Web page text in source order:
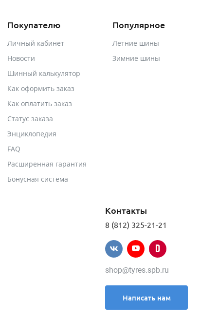
Покупателю
Личный кабинет
Новости
Шинный калькулятор
Как оформить заказ
Как оплатить заказ
Статус заказа
Энциклопедия
FAQ
Расширенная гарантия
Бонусная система
Популярное
Летние шины
Зимние шины
Контакты
8 (812) 325-21-21
shop@tyres.spb.ru
Написать нам